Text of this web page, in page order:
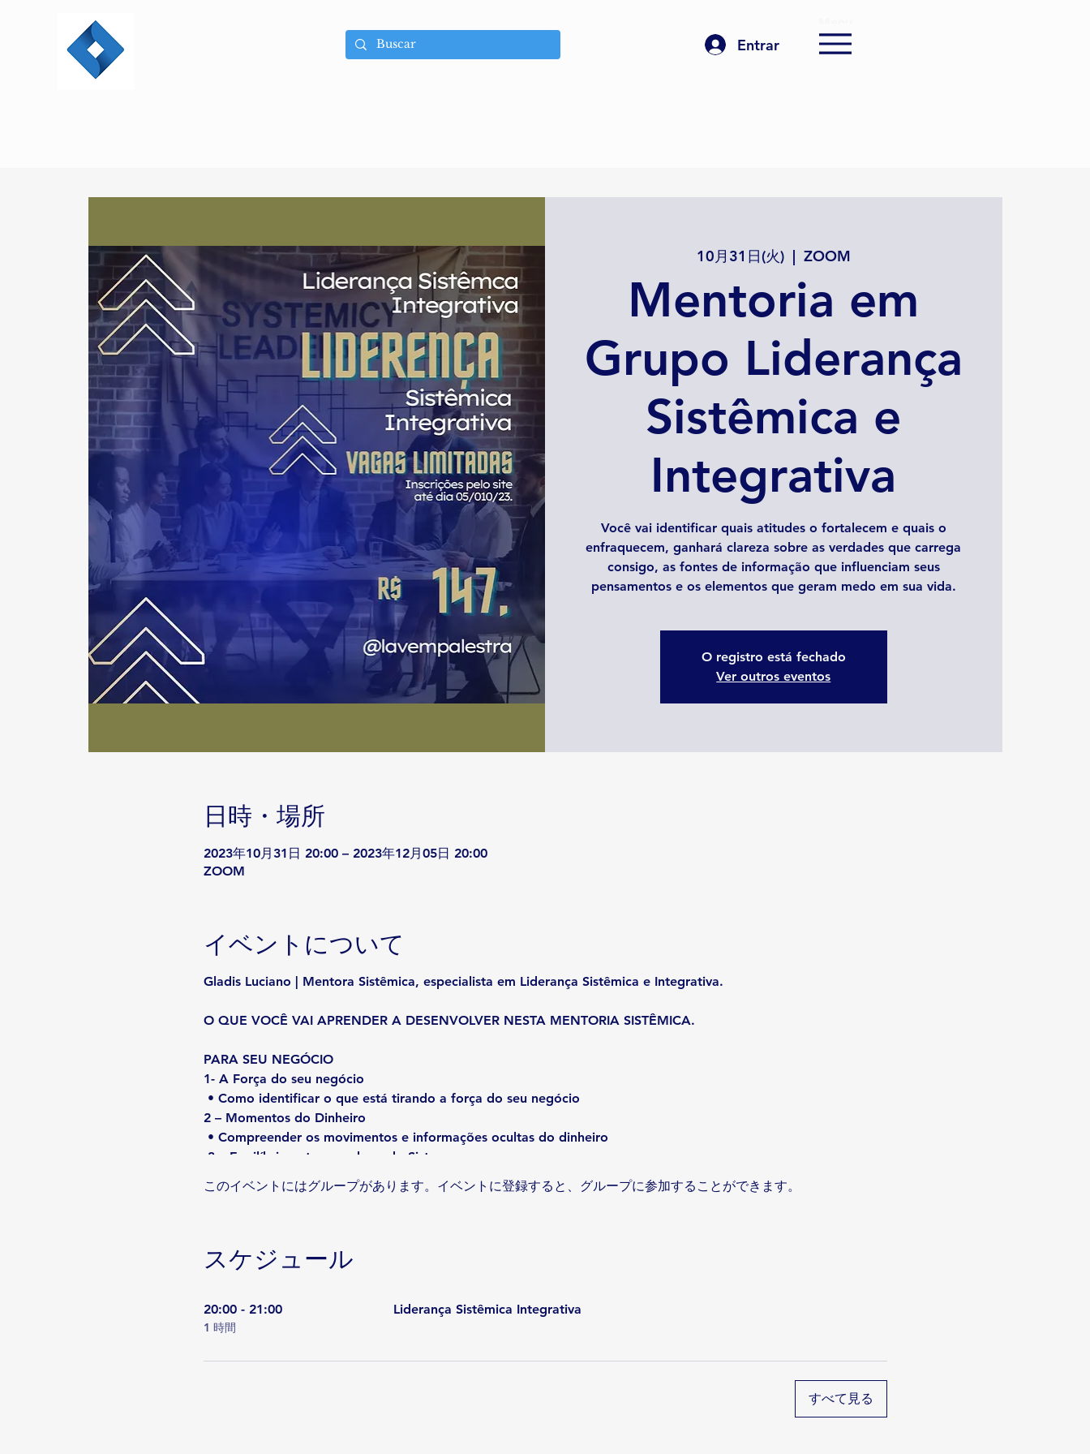
Entrar
10月31日(火)
  |
ZOOM
Mentoria em
Grupo Liderança
Sistêmica e
Integrativa
Você vai identificar quais atitudes o fortalecem e quais o
enfraquecem, ganhará clareza sobre as verdades que carrega
consigo, as fontes de informação que influenciam seus
pensamentos e os elementos que geram medo em sua vida.
O registro está fechado
Ver outros eventos
日時・場所
2023年10月31日 20:00 – 2023年12月05日 20:00
ZOOM
イベントについて
Gladis Luciano | Mentora Sistêmica, especialista em Liderança Sistêmica e Integrativa.
O QUE VOCÊ VAI APRENDER A DESENVOLVER NESTA MENTORIA SISTÊMICA.
PARA SEU NEGÓCIO
1- A Força do seu negócio
• Como identificar o que está tirando a força do seu negócio
2 – Momentos do Dinheiro
• Compreender os movimentos e informações ocultas do dinheiro
3 – Equilíbrio entre membros do Sistema
• Como alcançar clareza entre membros do Sistema e manter o relacionamento equilibrado e saudável.
4 – Conflitos, sócios e Família
PARA SUA LIDERANÇA
1- Cooperação
2 – Liderança Sistêmica
• O que fazer e o que não fazer na liderança de pessoas sob a ótica dos princípios sistêmicos.
このイベントにはグループがあります。イベントに登録すると、グループに参加することができます。
スケジュール
20:00 - 21:00
1 時間
Liderança Sistêmica Integrativa
すべて見る